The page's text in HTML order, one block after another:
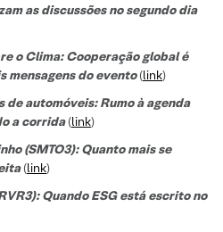
as discussões no segundo dia
o Clima: Cooperação global é
mensagens do evento(link)
de automóveis: Rumo à agenda
a corrida(link)
(SMTO3): Quanto mais se
(link)
Quando ESG está escrito no